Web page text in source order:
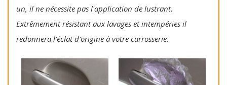
un, il ne nécessite pas l'application de lustrant.
Extrêmement résistant aux lavages et intempéries il
redonnera l'éclat d'origine à votre carrosserie.